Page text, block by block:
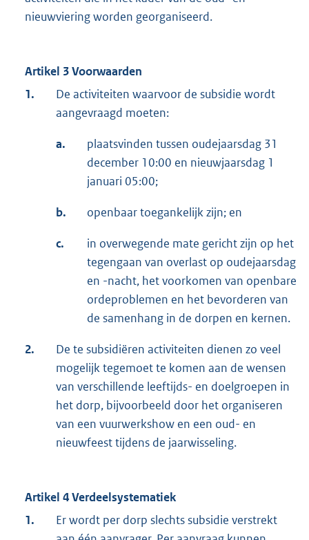
nieuwviering worden georganiseerd.
Artikel 3 Voorwaarden
1.
De activiteiten waarvoor de subsidie wordt
aangevraagd moeten:
a.
plaatsvinden tussen oudejaarsdag 31
december 10:00 en nieuwjaarsdag 1
januari 05:00;
b. openbaar toegankelijk zijn; en
c.
in overwegende mate gericht zijn op het
tegengaan van overlast op oudejaarsdag
en -nacht, het voorkomen van openbare
ordeproblemen en het bevorderen van
de samenhang in de dorpen en kernen.
2.
De te subsidiëren activiteiten dienen zo veel
mogelijk tegemoet te komen aan de wensen
van verschillende leeftijds- en doelgroepen in
het dorp, bijvoorbeeld door het organiseren
van een vuurwerkshow en een oud- en
nieuwfeest tijdens de jaarwisseling.
Artikel 4 Verdeelsystematiek
1.
Er wordt per dorp slechts subsidie verstrekt